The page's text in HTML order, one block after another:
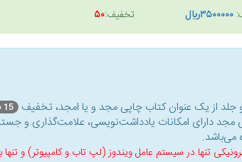
۳۵۰۰۰۰۰ريال تخفیف:۵۰
جلد از یک عنوان کتاب‌ چاپی مجد و یا امجد، تخفیف 15 درصد
مجد دارای امکانات یادداشت‌نویسی، علامت‌گذاری و
می‌باشد.
تنها در سیستم عامل ویندوز (لپ تاب و کامپیوتر) و